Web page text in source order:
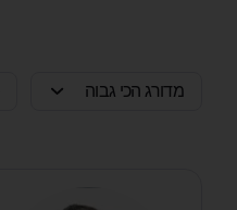
מדורג הכי גבוה